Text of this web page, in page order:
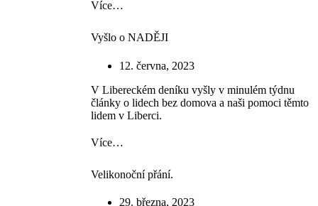
Více…
Vyšlo o NADĚJI
12. června, 2023
V Libereckém deníku vyšly v minulém týdnu
články o lidech bez domova a naši pomoci těmto
lidem v Liberci.
Více…
Velikonoční přání.
29. března, 2023